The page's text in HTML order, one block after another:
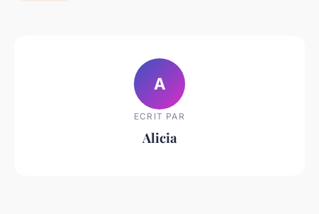
A
ECRIT PAR
Alicia